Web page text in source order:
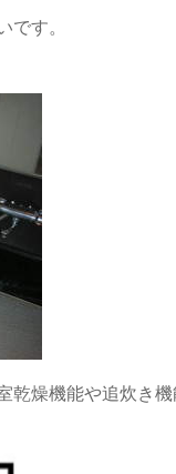
です。
燥機能や追炊き機